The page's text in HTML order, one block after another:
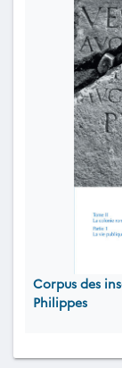
Corpus des
Philippes